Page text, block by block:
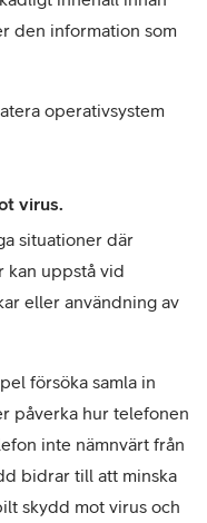
den information som
operativsystem
virus.
situationer där
kan uppstå vid
eller användning av
försöka samla in
påverka hur telefonen
bidrar till att minska
skydd mot virus och